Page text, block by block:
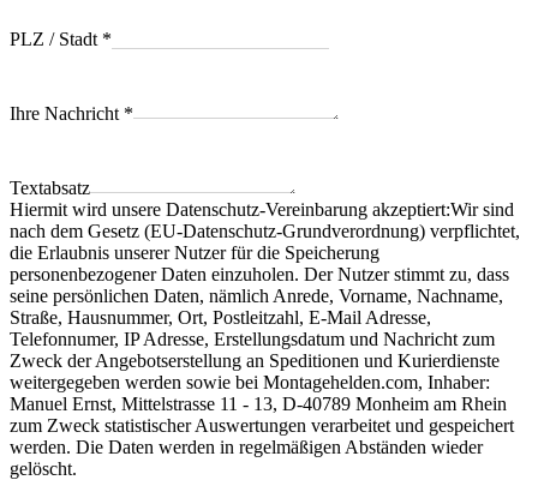
PLZ / Stadt *
Ihre Nachricht *
Textabsatz
Hiermit wird unsere Datenschutz-Vereinbarung akzeptiert:Wir sind
nach dem Gesetz (EU-Datenschutz-Grundverordnung) verpflichtet,
die Erlaubnis unserer Nutzer für die Speicherung
personenbezogener Daten einzuholen. Der Nutzer stimmt zu, dass
seine persönlichen Daten, nämlich Anrede, Vorname, Nachname,
Straße, Hausnummer, Ort, Postleitzahl, E-Mail Adresse,
Telefonnumer, IP Adresse, Erstellungsdatum und Nachricht zum
Zweck der Angebotserstellung an Speditionen und Kurierdienste
weitergegeben werden sowie bei Montagehelden.com, Inhaber:
Manuel Ernst, Mittelstrasse 11 - 13, D-40789 Monheim am Rhein
zum Zweck statistischer Auswertungen verarbeitet und gespeichert
werden. Die Daten werden in regelmäßigen Abständen wieder
gelöscht.